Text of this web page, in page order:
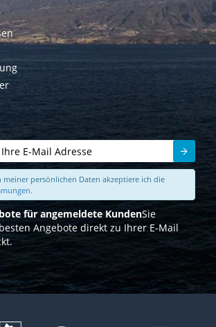
meiner persönlichen Daten akzeptiere ich die
für angemeldete KundenSie
Angebote direkt zu Ihrer E-Mail